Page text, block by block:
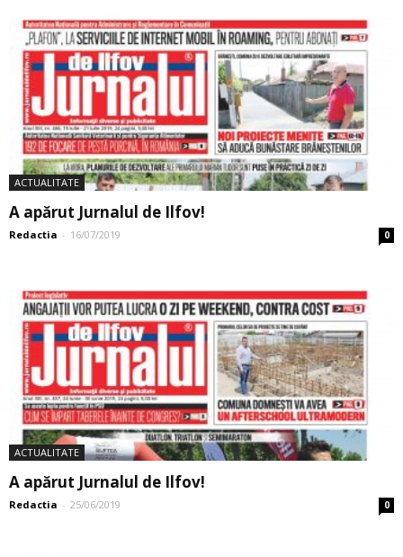
ACTUALITATE
A apărut Jurnalul de Ilfov!
Redactia - 16/07/2019 0
ACTUALITATE
A apărut Jurnalul de Ilfov!
Redactia - 25/06/2019 0